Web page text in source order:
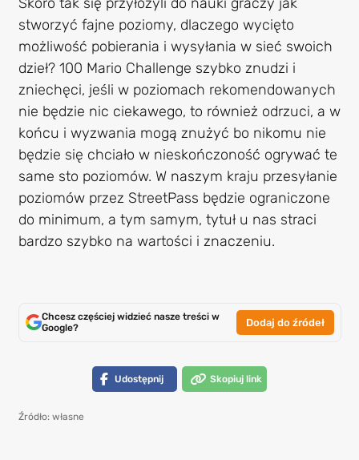
stworzyć fajne poziomy, dlaczego wycięto
możliwość pobierania i wysyłania w sieć swoich
dzieł? 100 Mario Challenge szybko znudzi i
zniechęci, jeśli w poziomach rekomendowanych
nie będzie nic ciekawego, to również odrzuci, a w
końcu i wyzwania mogą znużyć bo nikomu nie
będzie się chciało w nieskończoność ogrywać te
same sto poziomów. W naszym kraju przesyłanie
poziomów przez StreetPass będzie ograniczone
do minimum, a tym samym, tytuł u nas straci
bardzo szybko na wartości i znaczeniu.
Chcesz częściej widzieć nasze treści w
Google?
Dodaj do źródeł
Udostępnij Skopiuj link
Źródło: własne